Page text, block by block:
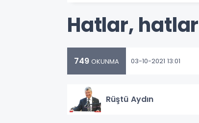
Hatlar, hatlar
749 OKUNMA 03-10-2021 13:01
Rüştü Aydın